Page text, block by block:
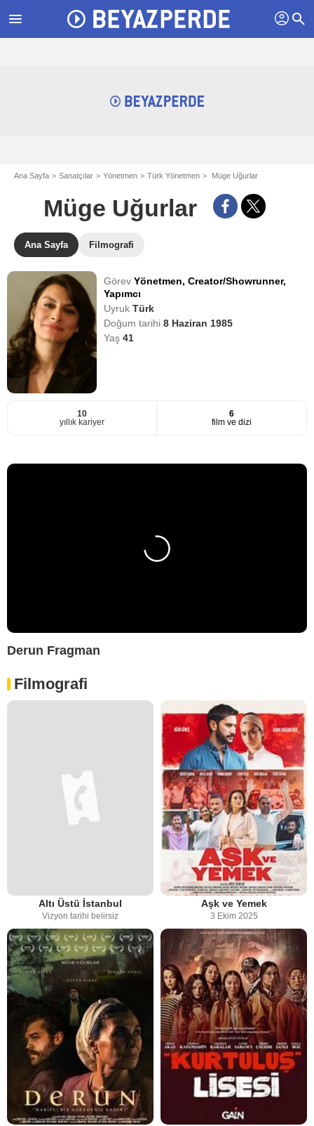
menu profil search
Ana Sayfa Sanatçılar Yönetmen Türk Yönetmen Müge Uğurlar
Müge Uğurlar
Ana Sayfa Filmografi
GörevYönetmen,Creator/Showrunner,
Yapımcı
UyrukTürk
Doğum tarihi8 Haziran 1985
Yaş41
10
yıllık kariyer
6
film ve dizi
Derun Fragman
Filmografi
Altı Üstü İstanbul
Vizyon tarihi belirsiz
Aşk ve Yemek
3 Ekim 2025